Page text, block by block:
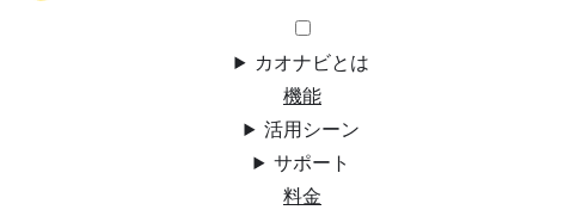
カオナビとは
機能
活用シーン
サポート
料金